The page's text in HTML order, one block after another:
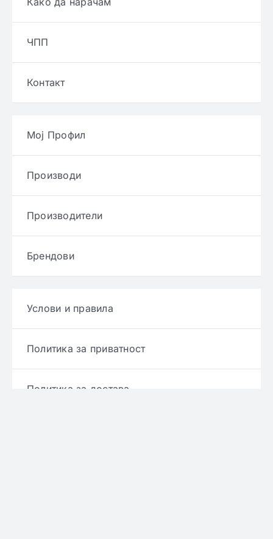
ЧПП
Контакт
Мој Профил
Производи
Производители
Брендови
Услови и правила
Политика за приватност
Политика за достава